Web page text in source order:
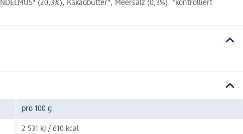
(20,3%), Kakaobutter*, Meersalz (0,3%). *kontrolliert
pro 100 g
2 531 kJ / 610 kcal